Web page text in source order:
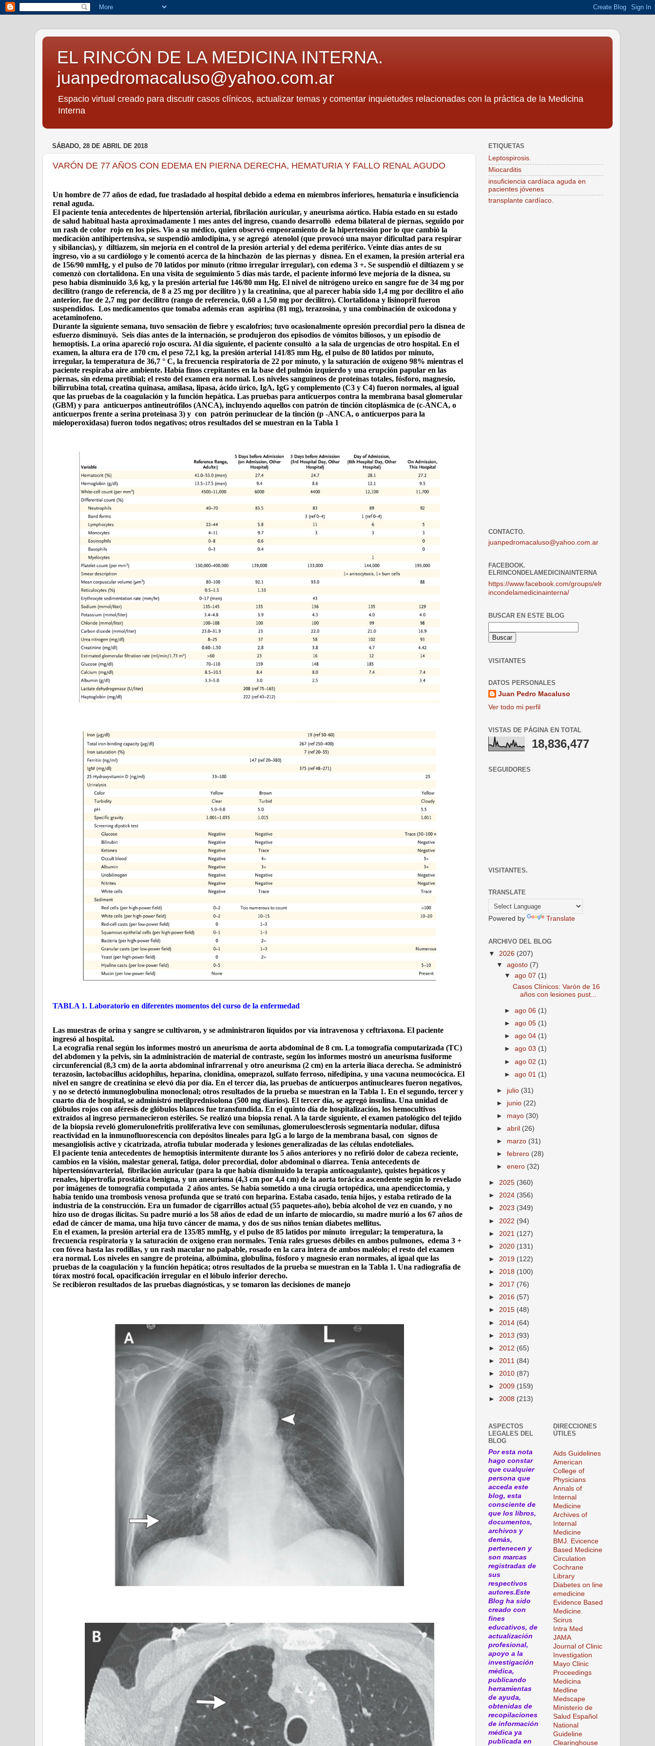
EL RINCÓN DE LA MEDICINA INTERNA.
juanpedromacaluso@yahoo.com.ar
Espacio virtual creado para discutir casos clínicos, actualizar temas y comentar inquietudes relacionadas con la práctica de la Medicina
Interna
SÁBADO, 28 DE ABRIL DE 2018
VARÓN DE 77 AÑOS CON EDEMA EN PIERNA DERECHA, HEMATURIA Y FALLO RENAL AGUDO
Un hombre de 77 años de edad, fue trasladado al hospital debido a edema en miembros inferiores, hematuria e insuficiencia
renal aguda.
El paciente tenía antecedentes de hipertensión arterial, fibrilación auricular, y aneurisma aórtico. Había estado en su estado
de salud habitual hasta aproximadamente 1 mes antes del ingreso, cuando desarrollò edema bilateral de piernas, seguido por
un rash de color rojo en los pies. Vio a su médico, quien observó empeoramiento de la hipertensión por lo que cambiò la
medicaciòn antihipertensiva, se suspendiò amlodipina, y se agregó atenolol (que provocó una mayor dificultad para respirar
y sibilancias), y diltiazem, sin mejoría en el control de la presión arterial y del edema periférico. Veinte días antes de su
ingreso, vio a su cardiólogo y le comentó acerca de la hinchazòn de las piernas y disnea. En el examen, la presión arterial era
de 156/90 mmHg, y el pulso de 70 latidos por minuto (ritmo irregular irregular), con edema 3 +. Se suspendiò el diltiazem y se
comenzò con clortalidona. En una visita de seguimiento 5 días más tarde, el paciente informó leve mejoría de la disnea, su
peso había disminuido 3,6 kg, y la presión arterial fue 146/80 mm Hg. El nivel de nitrógeno ureico en sangre fue de 34 mg por
decilitro (rango de referencia, de 8 a 25 mg por decilitro ) y la creatinina, que al parecer había sido 1,4 mg por decilitro el año
anterior, fue de 2,7 mg por decilitro (rango de referencia, 0,60 a 1,50 mg por decilitro). Clortalidona y lisinopril fueron
suspendidos. Los medicamentos que tomaba ademàs eran aspirina (81 mg), terazosina, y una combinación de oxicodona y
acetaminofeno.
Durante la siguiente semana, tuvo sensaciòn de fiebre y escalofríos; tuvo ocasionalmente opresión precordial pero la disnea de
esfuerzo disminuyò. Seis días antes de la internación, se produjeron dos episodios de vómitos biliosos, y un episodio de
hemoptisis. La orina apareció rojo oscura. Al día siguiente, el paciente consultò a la sala de urgencias de otro hospital. En el
examen, la altura era de 170 cm, el peso 72,1 kg, la presión arterial 141/85 mm Hg, el pulso de 80 latidos por minuto,
irregular, la temperatura de 36,7 ° C, la frecuencia respiratoria de 22 por minuto, y la saturación de oxígeno 98% mientras el
paciente respiraba aire ambiente. Había finos crepitantes en la base del pulmón izquierdo y una erupción papular en las
piernas, sin edema pretibial; el resto del examen era normal. Los niveles sanguíneos de proteínas totales, fósforo, magnesio,
bilirrubina total, creatina quinasa, amilasa, lipasa, ácido úrico, IgA, IgG y complemento (C3 y C4) fueron normales, al igual
que las pruebas de la coagulación y la función hepática. Las pruebas para anticuerpos contra la membrana basal glomerular
(GBM) y para anticuerpos antineutrófilos (ANCA), incluyendo aquellos con patrón de tinción citoplásmica de (c-ANCA, o
anticuerpos frente a serina proteinasa 3) y con patrón perinuclear de la tinción (p -ANCA, o anticuerpos para la
mieloperoxidasa) fueron todos negativos; otros resultados del se muestran en la Tabla 1
TABLA 1. Laboratorio en diferentes momentos del curso de la enfermedad
Las muestras de orina y sangre se cultivaron, y se administraron líquidos por vía intravenosa y ceftriaxona. El paciente
ingresó al hospital.
La ecografía renal según los informes mostró un aneurisma de aorta abdominal de 8 cm. La tomografía computarizada (TC)
del abdomen y la pelvis, sin la administración de material de contraste, según los informes mostró un aneurisma fusiforme
circunferencial (8,3 cm) de la aorta abdominal infrarrenal y otro aneurisma (2 cm) en la arteria ilíaca derecha. Se administró
terazosin, lactobacillus acidophilus, heparina, clonidina, omeprazol, sulfato ferroso, nifedipina, y una vacuna neumocócica. El
nivel en sangre de creatinina se elevó día por día. En el tercer día, las pruebas de anticuerpos antinucleares fueron negativos,
y no se detectó inmunoglobulina monoclonal; otros resultados de la prueba se muestran en la Tabla 1. En el segundo, tercer y
cuarto día de hospital, se administró metilprednisolona (500 mg diarios). El tercer día, se agregó insulina. Una unidad de
glóbulos rojos con aféresis de glóbulos blancos fue transfundida. En el quinto día de hospitalización, los hemocultivos
extraídos al ingreso permanecieron estériles. Se realizó una biopsia renal. A la tarde siguiente, el examen patológico del tejido
de la biopsia reveló glomerulonefritis proliferativa leve con semilunas, glomeruloesclerosis segmentaria nodular, difusa
reactividad en la inmunofluorescencia con depósitos lineales para IgG a lo largo de la membrana basal, con signos de
mesangiolisis active y cicatrizada, atrofia tubular moderada y lesiones generalizadas de las células endoteliales.
El paciente tenía antecedentes de hemoptisis intermitente durante los 5 años anteriores y no refirió dolor de cabeza reciente,
cambios en la visión, malestar general, fatiga, dolor precordial, dolor abdominal o diarrea. Tenía antecedents de
hipertensiónvarterial, fibrilación auricular (para la que había disminuido la terapia anticoagulante), quistes hepáticos y
renales, hipertrofia prostática benigna, y un aneurisma (4,3 cm por 4,4 cm) de la aorta torácica ascendente según lo revelado
por imágenes de tomografía computada 2 años antes. Se había sometido a una cirugía ortopédica, una apendicectomía, y
había tenido una trombosis venosa profunda que se trató con heparina. Estaba casado, tenía hijos, y estaba retirado de la
industria de la construcción. Era un fumador de cigarrillos actual (55 paquetes-año), bebía alcohol de vez en cuando, y no
hizo uso de drogas ilícitas. Su padre murió a los 58 años de edad de un infarto de miocardio, su madre murió a los 67 años de
edad de cáncer de mama, una hija tuvo cáncer de mama, y dos de sus niños tenían diabetes mellitus.
En el examen, la presión arterial era de 135/85 mmHg, y el pulso de 85 latidos por minuto irregular; la temperatura, la
frecuencia respiratoria y la saturación de oxígeno eran normales. Tenía rales gruesos débiles en ambos pulmones, edema 3 +
con fóvea hasta las rodillas, y un rash macular no palpable, rosado en la cara intera de ambos maléolo; el resto del examen
era normal. Los niveles en sangre de proteína, albúmina, globulina, fósforo y magnesio eran normales, al igual que las
pruebas de la coagulación y la función hepática; otros resultados de la prueba se muestran en la Tabla 1. Una radiografía de
tórax mostró focal, opacificación irregular en el lóbulo inferior derecho.
Se recibieron resultados de las pruebas diagnósticas, y se tomaron las decisiones de manejo
ETIQUETAS
Leptospirosis.
Miocarditis
insuficiencia cardíaca aguda en
pacientes jóvenes
transplante cardíaco.
CONTACTO.
juanpedromacaluso@yahoo.com.ar
FACEBOOK.
ELRINCONDELAMEDICINAINTERNA
https://www.facebook.com/groups/elr
incondelamedicinainterna/
BUSCAR EN ESTE BLOG
VISITANTES
DATOS PERSONALES
Juan Pedro Macaluso
Ver todo mi perfil
VISTAS DE PÁGINA EN TOTAL
18,836,477
SEGUIDORES
VISITANTES.
TRANSLATE
Powered by Translate
ARCHIVO DEL BLOG
▼ 2026 (207)
▼agosto (7)
▼ago 07 (1)
Casos Clínicos: Varón de 16
años con lesiones pust...
►ago 06 (1)
►ago 05 (1)
►ago 04 (1)
►ago 03 (1)
►ago 02 (1)
►ago 01 (1)
► julio (31)
► junio (22)
► mayo (30)
►abril (26)
► marzo (31)
►febrero (28)
►enero (32)
► 2025 (360)
► 2024 (356)
► 2023 (349)
► 2022 (94)
► 2021 (127)
► 2020 (131)
► 2019 (122)
► 2018 (100)
► 2017 (76)
► 2016 (57)
► 2015 (48)
► 2014 (64)
► 2013 (93)
► 2012 (65)
► 2011 (84)
► 2010 (87)
► 2009 (159)
► 2008 (213)
ASPECTOS
LEGALES DEL
BLOG
Por esta nota
hago constar
que cualquier
persona que
acceda este
blog, esta
consciente de
que los libros,
documentos,
archivos y
demás,
pertenecen y
son marcas
registradas de
sus
respectivos
autores.Este
Blog ha sido
creado con
fines
educativos, de
actualización
profesional,
apoyo a la
investigación
médica,
publicando
herramientas
de ayuda,
obtenidas de
recopilaciones
de información
médica ya
publicada en
DIRECCIONES
ÚTILES
Aids Guidelines
American
College of
Physicians
Annals of
Internal
Medicine
Archives of
Internal
Medicine
BMJ. Evicence
Based Medicine
Circulation
Cochrane
Library
Diabetes on line
emedicine
Evidence Based
Medicine.
Scirus
Intra Med
JAMA
Journal of Clinic
Investigation
Mayo Clinic
Proceedings
Medicina
Medline
Medscape
Ministerio de
Salud Español
National
Guideline
Clearinghouse